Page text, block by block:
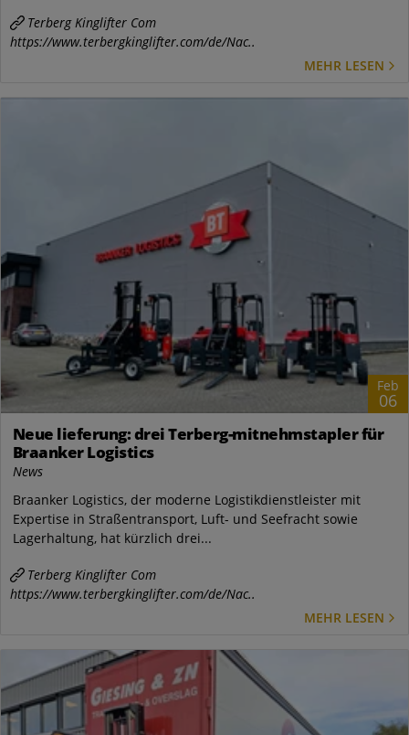
Terberg Kinglifter Com
https://www.terbergkinglifter.com/de/Nac..
MEHR LESEN
Feb
06
Neue lieferung: drei Terberg-mitnehmstapler für
Braanker Logistics
News
Braanker Logistics, der moderne Logistikdienstleister mit
Expertise in Straßentransport, Luft- und Seefracht sowie
Lagerhaltung, hat kürzlich drei...
Terberg Kinglifter Com
https://www.terbergkinglifter.com/de/Nac..
MEHR LESEN